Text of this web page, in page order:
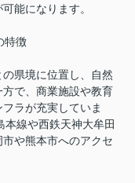
能になります。
特徴
県境に位置し、自然
で、商業施設や教育
ラが充実していま
線や西鉄天神大牟田
や熊本市へのアクセ